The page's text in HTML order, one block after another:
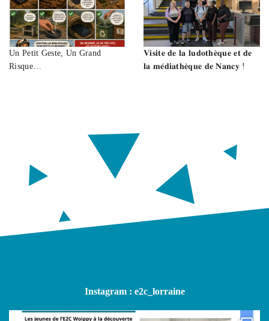
Un Petit Geste, Un Grand
Risque…
𝐕𝐢𝐬𝐢𝐭𝐞 𝐝𝐞 𝐥𝐚 𝐥𝐮𝐝𝐨𝐭𝐡𝐞̀𝐪𝐮𝐞 𝐞𝐭 𝐝𝐞
𝐥𝐚 𝐦𝐞́𝐝𝐢𝐚𝐭𝐡𝐞̀𝐪𝐮𝐞 𝐝𝐞 𝐍𝐚𝐧𝐜𝐲 !
Instagram : e2c_lorraine